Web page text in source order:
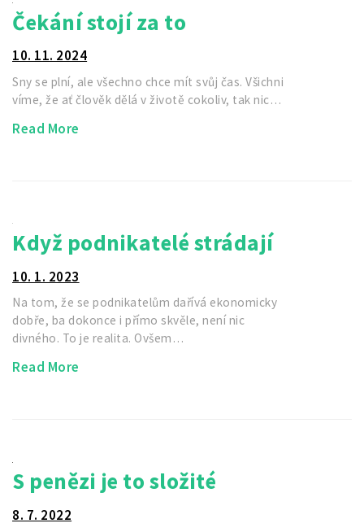
Čekání stojí za to
10. 11. 2024
Sny se plní, ale všechno chce mít svůj čas. Všichni
víme, že ať člověk dělá v životě cokoliv, tak nic…
Read More
Když podnikatelé strádají
10. 1. 2023
Na tom, že se podnikatelům dařívá ekonomicky
dobře, ba dokonce i přímo skvěle, není nic
divného. To je realita. Ovšem…
Read More
S penězi je to složité
8. 7. 2022